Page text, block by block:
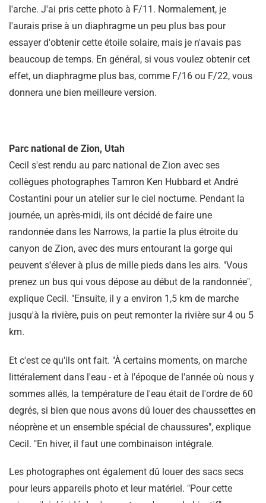
l'arche. J'ai pris cette photo à F/11. Normalement, je
l'aurais prise à un diaphragme un peu plus bas pour
essayer d'obtenir cette étoile solaire, mais je n'avais pas
beaucoup de temps. En général, si vous voulez obtenir cet
effet, un diaphragme plus bas, comme F/16 ou F/22, vous
donnera une bien meilleure version.
Parc national de Zion, Utah
Cecil s'est rendu au parc national de Zion avec ses
collègues photographes Tamron Ken Hubbard et André
Costantini pour un atelier sur le ciel nocturne. Pendant la
journée, un après-midi, ils ont décidé de faire une
randonnée dans les Narrows, la partie la plus étroite du
canyon de Zion, avec des murs entourant la gorge qui
peuvent s'élever à plus de mille pieds dans les airs. "Vous
prenez un bus qui vous dépose au début de la randonnée",
explique Cecil. "Ensuite, il y a environ 1,5 km de marche
jusqu'à la rivière, puis on peut remonter la rivière sur 4 ou 5
km.
Et c'est ce qu'ils ont fait. "À certains moments, on marche
littéralement dans l'eau - et à l'époque de l'année où nous y
sommes allés, la température de l'eau était de l'ordre de 60
degrés, si bien que nous avons dû louer des chaussettes en
néoprène et un ensemble spécial de chaussures", explique
Cecil. "En hiver, il faut une combinaison intégrale.
Les photographes ont également dû louer des sacs secs
pour leurs appareils photo et leur matériel. "Pour cette